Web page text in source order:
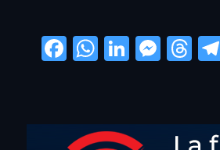
Facebook
WhatsApp
LinkedIn